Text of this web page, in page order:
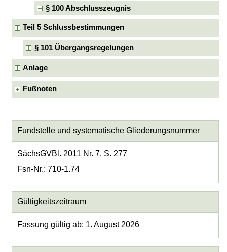
§ 100 Abschlusszeugnis
Teil 5 Schlussbestimmungen
§ 101 Übergangsregelungen
Anlage
Fußnoten
Fundstelle und systematische Gliederungsnummer
SächsGVBl. 2011 Nr. 7, S. 277
Fsn-Nr.: 710-1.74
Gültigkeitszeitraum
Fassung gültig ab: 1. August 2026